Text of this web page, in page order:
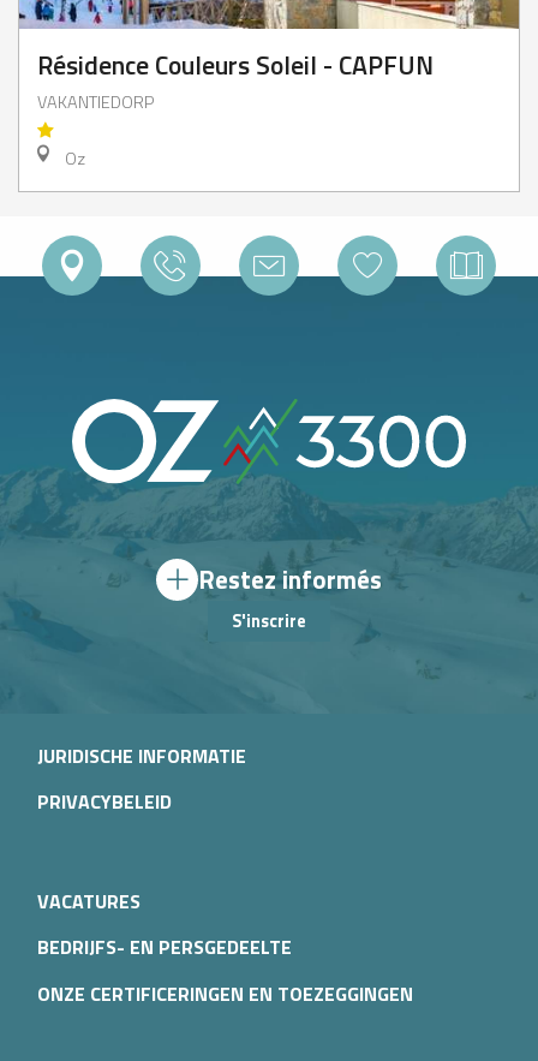
Résidence Couleurs Soleil - CAPFUN
VAKANTIEDORP
Oz
Restez informés
S'inscrire
JURIDISCHE INFORMATIE
PRIVACYBELEID
VACATURES
BEDRIJFS- EN PERSGEDEELTE
ONZE CERTIFICERINGEN EN TOEZEGGINGEN